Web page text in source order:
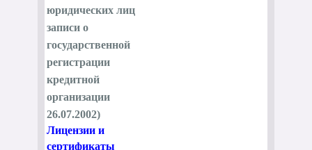
юридических лиц
записи о
государственной
регистрации
кредитной
организации
26.07.2002)
Лицензии и
сертификаты